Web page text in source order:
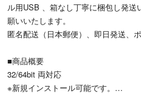
ル用USB 、箱なし丁寧に梱包し発
願いいたします。
匿名配送（日本郵便）、即日発送、
■商品概要
32/64bit 両対応
※新規インストール可能です。